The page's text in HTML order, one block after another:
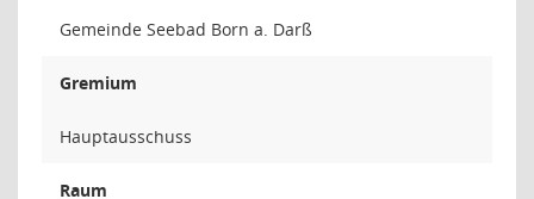
Gemeinde Seebad Born a. Darß
Gremium
Hauptausschuss
Raum